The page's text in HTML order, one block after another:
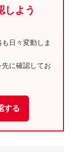
しよう
日々変動しま
に確認してお
する